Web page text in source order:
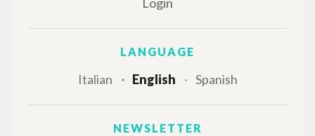
LANGUAGE
Italian English Spanish
NEWSLETTER